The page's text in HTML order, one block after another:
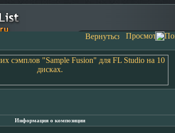
Информация о композиции